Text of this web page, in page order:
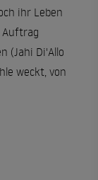
ihr Leben
Auftrag
(Jahi Di'Allo
weckt, von